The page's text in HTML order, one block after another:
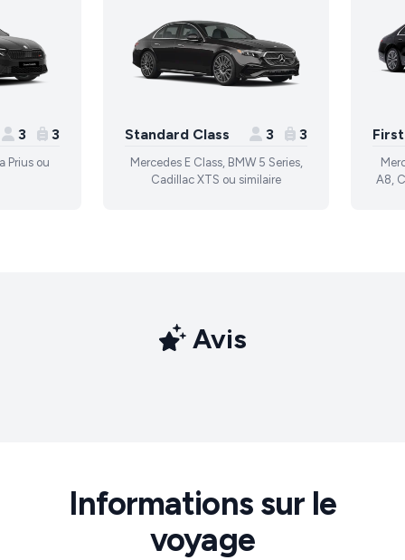
3 3
Prius ou
Standard Class 3 3
Mercedes E Class, BMW 5 Series,
Cadillac XTS ou similaire
A8,
Avis
Informations sur le
voyage